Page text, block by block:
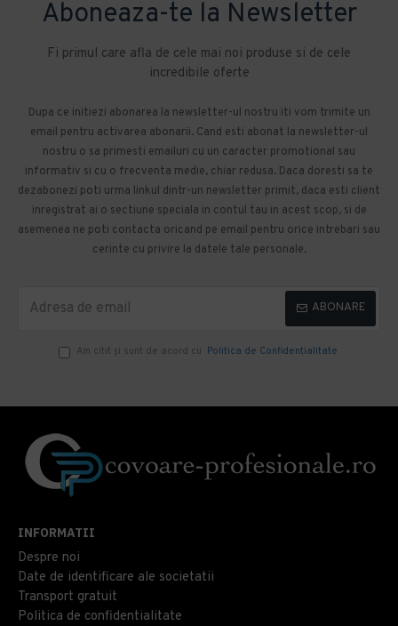
Aboneaza-te la Newsletter
Fi primul care afla de cele mai noi produse si de cele
incredibile oferte
Dupa ce initiezi abonarea la newsletter-ul nostru iti vom trimite un
email pentru activarea abonarii. Cand esti abonat la newsletter-ul
nostru o sa primesti emailuri cu un caracter promotional sau
informativ si cu o frecventa medie, chiar redusa. Daca doresti sa te
dezabonezi poti urma linkul dintr-un newsletter primit, daca esti client
inregistrat ai o sectiune speciala in contul tau in acest scop, si de
asemenea ne poti contacta oricand pe email pentru orice intrebari sau
cerinte cu privire la datele tale personale.
ABONARE
Am citit şi sunt de acord cu Politica de Confidentialitate
INFORMATII
Despre noi
Date de identificare ale societatii
Transport gratuit
Politica de confidentialitate